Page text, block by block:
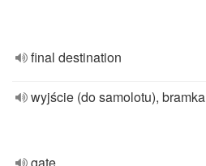
final destination
wyjście (do samolotu), bramka